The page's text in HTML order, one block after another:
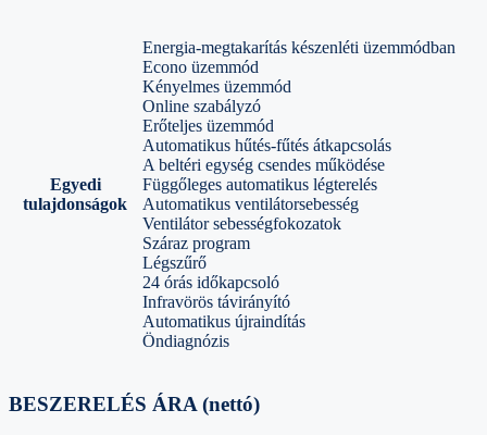
Egyedi
tulajdonságok
Energia-megtakarítás készenléti üzemmódban
Econo üzemmód
Kényelmes üzemmód
Online szabályzó
Erőteljes üzemmód
Automatikus hűtés-fűtés átkapcsolás
A beltéri egység csendes működése
Függőleges automatikus légterelés
Automatikus ventilátorsebesség
Ventilátor sebességfokozatok
Száraz program
Légszűrő
24 órás időkapcsoló
Infravörös távirányító
Automatikus újraindítás
Öndiagnózis
BESZERELÉS ÁRA (nettó)